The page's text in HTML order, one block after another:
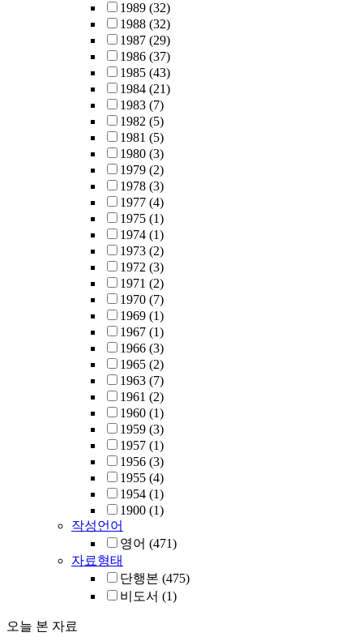
1989 (32)
1988 (32)
1987 (29)
1986 (37)
1985 (43)
1984 (21)
1983 (7)
1982 (5)
1981 (5)
1980 (3)
1979 (2)
1978 (3)
1977 (4)
1975 (1)
1974 (1)
1973 (2)
1972 (3)
1971 (2)
1970 (7)
1969 (1)
1967 (1)
1966 (3)
1965 (2)
1963 (7)
1961 (2)
1960 (1)
1959 (3)
1957 (1)
1956 (3)
1955 (4)
1954 (1)
1900 (1)
작성언어
영어 (471)
자료형태
단행본 (475)
비도서 (1)
오늘 본 자료